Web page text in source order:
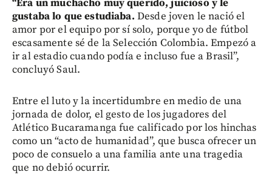
“Era un muchacho muy querido, juicioso y le
gustaba lo que estudiaba. Desde joven le nació el
amor por el equipo por sí solo, porque yo de fútbol
escasamente sé de la Selección Colombia. Empezó a
ir al estadio cuando podía e incluso fue a Brasil”,
concluyó Saul.
Entre el luto y la incertidumbre en medio de una
jornada de dolor, el gesto de los jugadores del
Atlético Bucaramanga fue calificado por los hinchas
como un “acto de humanidad”, que busca ofrecer un
poco de consuelo a una familia ante una tragedia
que no debió ocurrir.